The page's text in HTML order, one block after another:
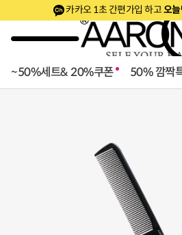
카카오 1초 간편가입 하고오
~50%세트& 20%쿠폰 50% 깜짝